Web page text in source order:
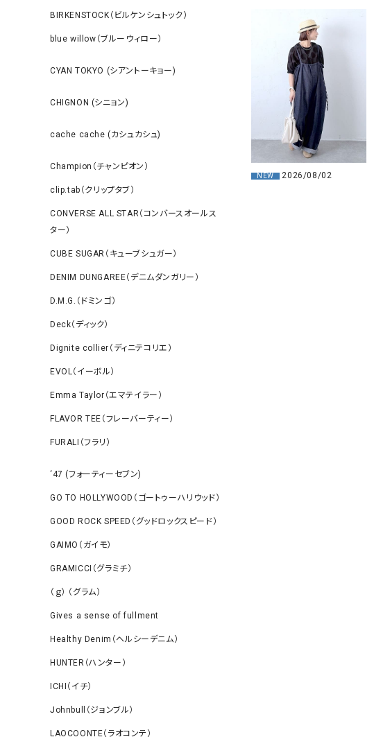
BIRKENSTOCK（ビルケンシュトック）
blue willow（ブルーウィロー）
CYAN TOKYO (シアントーキョー)
CHIGNON (シニョン)
cache cache (カシュカシュ)
Champion（チャンピオン）
clip.tab（クリップタブ）
CONVERSE ALL STAR（コンバースオールス
ター）
CUBE SUGAR（キューブシュガー）
DENIM DUNGAREE（デニムダンガリー）
D.M.G.（ドミンゴ）
Deck（ディック）
Dignite collier（ディニテコリエ）
EVOL（イーボル）
Emma Taylor（エマテイラー）
FLAVOR TEE（フレーバーティー）
FURALI（フラリ）
‘47 (フォーティーセブン)
GO TO HOLLYWOOD（ゴートゥーハリウッド）
GOOD ROCK SPEED（グッドロックスピード）
GAIMO（ガイモ）
GRAMICCI（グラミチ）
（ｇ） （グラム）
Gives a sense of fullment
Healthy Denim（ヘルシーデニム）
HUNTER（ハンター）
ICHI（イチ）
Johnbull（ジョンブル）
LAOCOONTE（ラオコンテ）
NEW 2026/08/02